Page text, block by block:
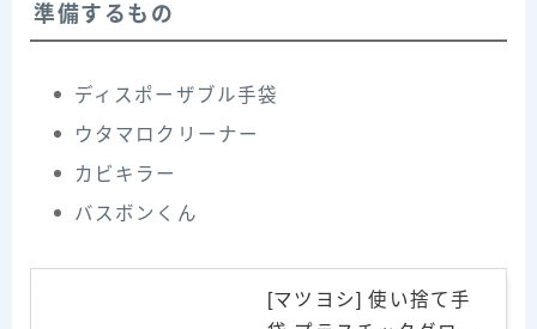
準備するもの
ディスポーザブル手袋
ウタマロクリーナー
カビキラー
バスボンくん
[マツヨシ] 使い捨て手